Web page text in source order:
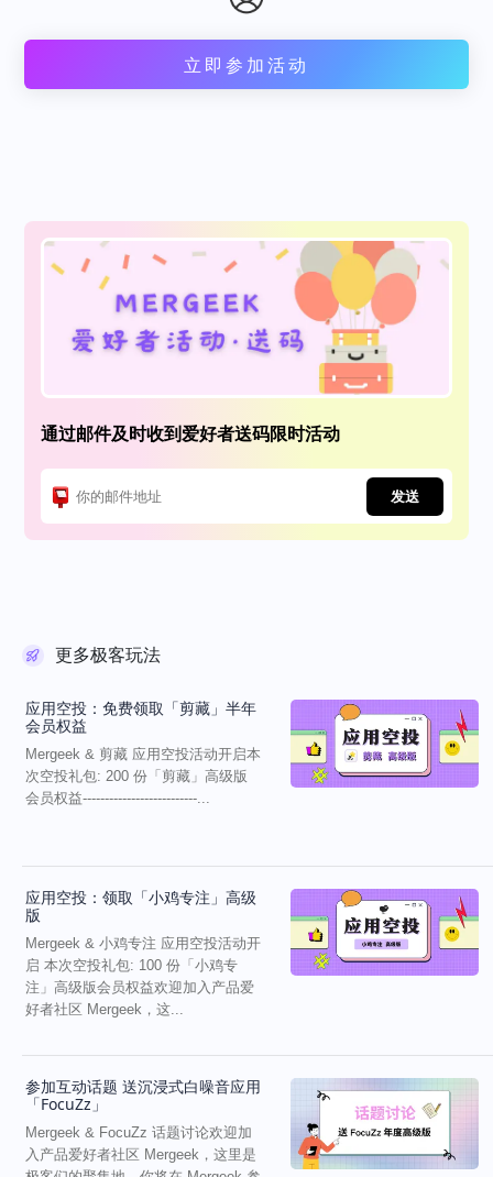
立即参加活动
通过邮件及时收到爱好者送码限时活动
发送
更多极客玩法
应用空投：免费领取「剪藏」半年
会员权益
Mergeek & 剪藏 应用空投活动开启本
次空投礼包: 200 份「剪藏」高级版
会员权益--------------------------...
应用空投：领取「小鸡专注」高级
版
Mergeek & 小鸡专注 应用空投活动开
启 本次空投礼包: 100 份「小鸡专
注」高级版会员权益欢迎加入产品爱
好者社区 Mergeek，这...
参加互动话题 送沉浸式白噪音应用
「FocuZz」
Mergeek & FocuZz 话题讨论欢迎加
入产品爱好者社区 Mergeek，这里是